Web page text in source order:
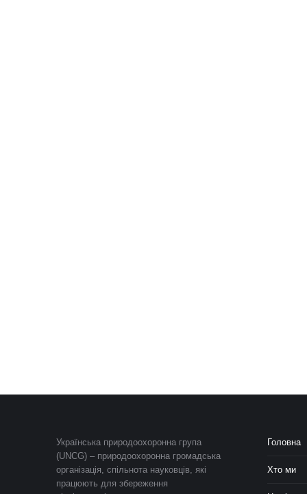
Українська природоохоронна група
(UNCG) – природоохоронна громадська
організація, спільнота науковців, які
працюють для збереження
Головна
Хто ми